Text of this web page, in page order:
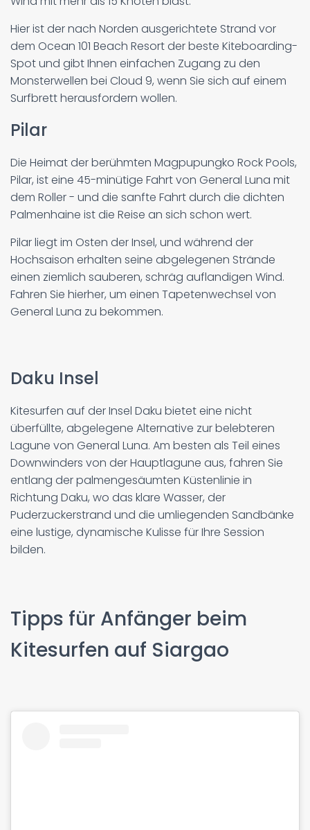
Hier ist der nach Norden ausgerichtete Strand vor
dem Ocean 101 Beach Resort der beste Kiteboarding-
Spot und gibt Ihnen einfachen Zugang zu den
Monsterwellen bei Cloud 9, wenn Sie sich auf einem
Surfbrett herausfordern wollen.
Pilar
Die Heimat der berühmten Magpupungko Rock Pools,
Pilar, ist eine 45-minütige Fahrt von General Luna mit
dem Roller - und die sanfte Fahrt durch die dichten
Palmenhaine ist die Reise an sich schon wert.
Pilar liegt im Osten der Insel, und während der
Hochsaison erhalten seine abgelegenen Strände
einen ziemlich sauberen, schräg auflandigen Wind.
Fahren Sie hierher, um einen Tapetenwechsel von
General Luna zu bekommen.
Daku Insel
Kitesurfen auf der Insel Daku bietet eine nicht
überfüllte, abgelegene Alternative zur belebteren
Lagune von General Luna. Am besten als Teil eines
Downwinders von der Hauptlagune aus, fahren Sie
entlang der palmengesäumten Küstenlinie in
Richtung Daku, wo das klare Wasser, der
Puderzuckerstrand und die umliegenden Sandbänke
eine lustige, dynamische Kulisse für Ihre Session
bilden.
Tipps für Anfänger beim
Kitesurfen auf Siargao